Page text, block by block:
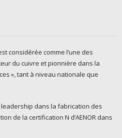
considérée comme l’une des
du cuivre et pionnière dans la
», tant à niveau nationale que
dans la fabrication des
de la certification N d’AENOR dans